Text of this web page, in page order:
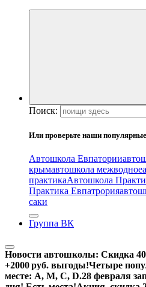
Поиск:
Или проверьте наши
Автошкола Евпатории
крымавтошкола межводное
практикаАвтошкола
Практика Евпатрория
саки
Группа ВК
Новости автошколы: Скидка
+2000 руб. выгоды!Четыре
месте: А, М, С, D.28 февраля